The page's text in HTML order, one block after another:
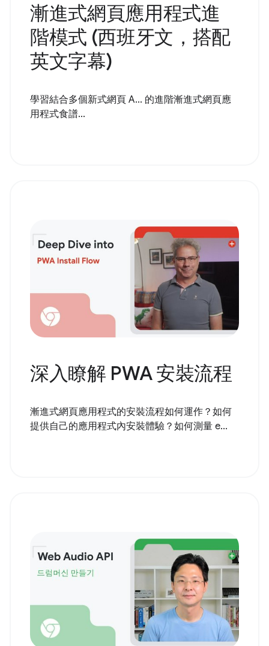
漸進式網頁應用程式進
階模式 (西班牙文，搭配
英文字幕)
學習結合多個新式網頁 A... 的進階漸進式網頁應
用程式食譜...
深入瞭解 PWA 安裝流程
漸進式網頁應用程式的安裝流程如何運作？如何
提供自己的應用程式內安裝體驗？如何測量 e...